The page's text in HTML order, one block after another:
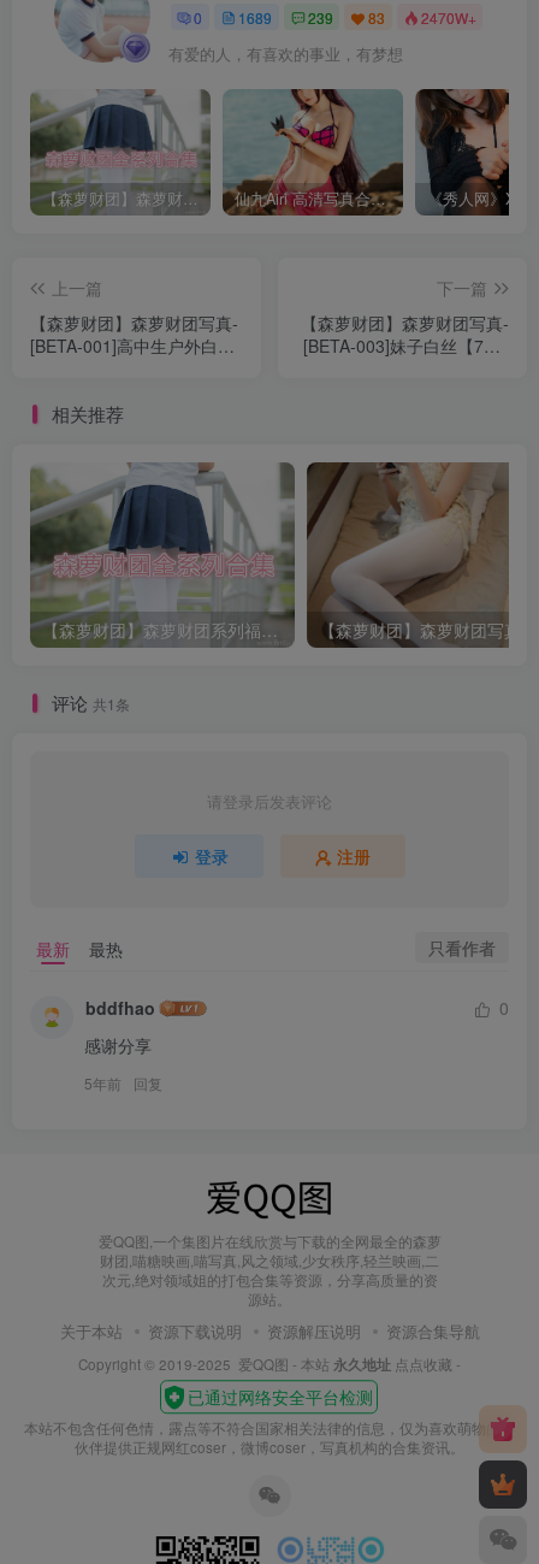
0 1689 239 83 2470W+
有爱的人，有喜欢的事业，有梦想
【森萝财团】森萝财团系列福利原版无水印合集下载[与本站内容同步更新] 仙九Airi 高清写真合集[持续更新]
上一篇
【森萝财团】森萝财团写真-
[BETA-001]高中生户外白丝
下一篇
【森萝财团】森萝财团写真-
[BETA-003]妹子白丝【70P-
相关推荐
【森萝财团】森萝财团系列福利原版无水印合集下载[与本站内容同步更新]
评论 共1条
请登录后发表评论
登录 注册
最新 最热 只看作者
bddfhao
0
感谢分享
5年前 回复
爱QQ图,一个集图片在线欣赏与下载的全网最全的森萝
财团,喵糖映画,喵写真,风之领域,少女秩序,轻兰映画,二
次元,绝对领域姐的打包合集等资源，分享高质量的资
源站。
关于本站 资源下载说明 资源解压说明 资源合集导航
Copyright © 2019-2025 爱QQ图 - 本站 永久地址 点点收藏 -
本站不包含任何色情，露点等不符合国家相关法律的信息，仅为喜欢萌物的小
伙伴提供正规网红coser，微博coser，写真机构的合集资讯。